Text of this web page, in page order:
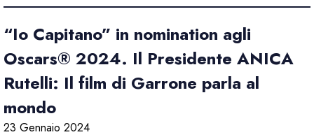
“Io Capitano” in nomination agli
Oscars® 2024. Il Presidente ANICA
Rutelli: Il film di Garrone parla al
mondo
23 Gennaio 2024